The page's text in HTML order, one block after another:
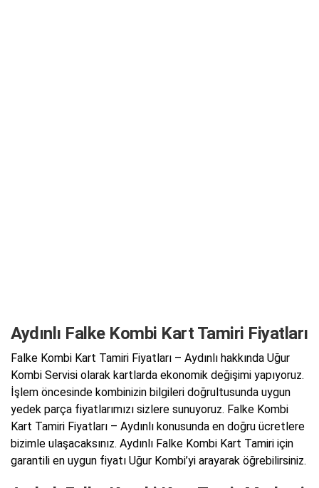
Aydınlı Falke Kombi Kart Tamiri Fiyatları
Falke Kombi Kart Tamiri Fiyatları – Aydınlı hakkında Uğur
Kombi Servisi olarak kartlarda ekonomik değişimi yapıyoruz.
İşlem öncesinde kombinizin bilgileri doğrultusunda uygun
yedek parça fiyatlarımızı sizlere sunuyoruz. Falke Kombi
Kart Tamiri Fiyatları – Aydınlı konusunda en doğru ücretlere
bizimle ulaşacaksınız. Aydınlı Falke Kombi Kart Tamiri için
garantili en uygun fiyatı Uğur Kombi’yi arayarak öğrebilirsiniz.